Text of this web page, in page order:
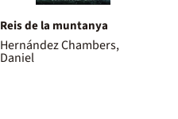
Reis de la muntanya
Hernández Chambers,
Daniel